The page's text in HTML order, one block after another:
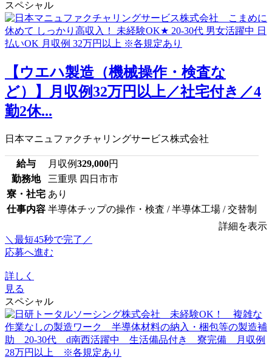
スペシャル
【ウエハ製造（機械操作・検査な
ど）】月収例32万円以上／社宅付き／4
勤2休...
日本マニュファクチャリングサービス株式会社
給与 月収例329,000円
勤務地
三重県 四日市市
寮・社宅 あり
仕事内容 半導体チップの操作・検査 / 半導体工場 / 交替制
詳細を表示
＼最短45秒で完了／
応募へ進む
詳しく
見る
スペシャル